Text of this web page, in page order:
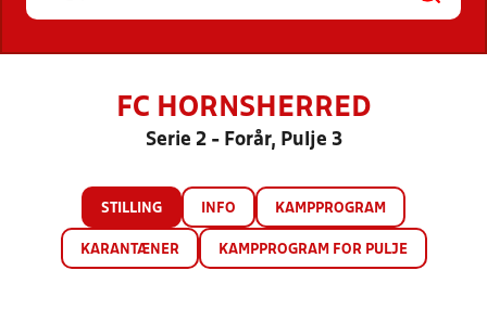
FC HORNSHERRED
Serie 2 - Forår, Pulje 3
STILLING INFO KAMPPROGRAM
KARANTÆNER KAMPPROGRAM FOR PULJE